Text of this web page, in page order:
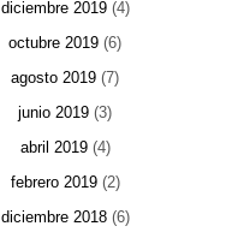
diciembre 2019(4)
octubre 2019 (6)
agosto 2019 (7)
junio 2019 (3)
abril 2019(4)
febrero 2019(2)
diciembre 2018(6)